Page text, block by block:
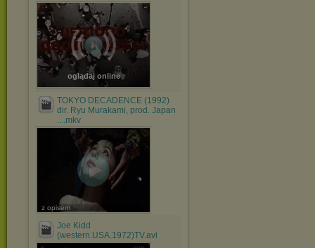
oglądaj online
TOKYO DECADENCE (1992)
dir. Ryu Murakami, prod. Japan
....mkv
z opisem
Joe Kidd
(western.USA.1972)TV.avi